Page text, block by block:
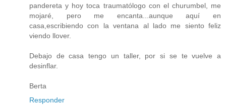
pandereta y hoy toca traumatólogo con el churumbel, me
mojaré, pero me encanta...aunque aquí en
casa,escribiendo con la ventana al lado me siento feliz
viendo llover.
Debajo de casa tengo un taller, por si se te vuelve a
desinflar.
Berta
Responder